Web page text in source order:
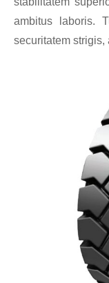
ambitus laboris.
securitatem strigis,